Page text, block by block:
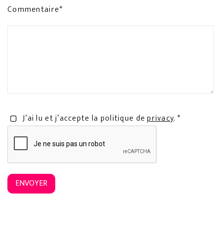
Commentaire*
J’ai lu et j’accepte la politique deprivacy. *
ENVOYER